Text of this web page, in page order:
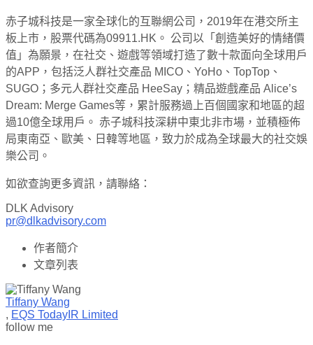
赤子城科技是一家全球化的互聯網公司，2019年在港交所主
板上市，股票代碼為09911.HK。 公司以「創造美好的情緒價
值」為願景，在社交、遊戲等領域打造了數十款面向全球用戶
的APP，包括泛人群社交產品 MICO、YoHo、TopTop、
SUGO；多元人群社交產品 HeeSay；精品遊戲產品 Alice’s
Dream: Merge Games等，累計服務過上百個國家和地區的超
過10億全球用戶。 赤子城科技深耕中東北非市場，並積極佈
局東南亞、歐美、日韓等地區，致力於成為全球最大的社交娛
樂公司。
如欲查詢更多資訊，請聯絡：
DLK Advisory
pr@dlkadvisory.com
作者簡介
文章列表
Tiffany Wang
, EQS TodayIR Limited
follow me